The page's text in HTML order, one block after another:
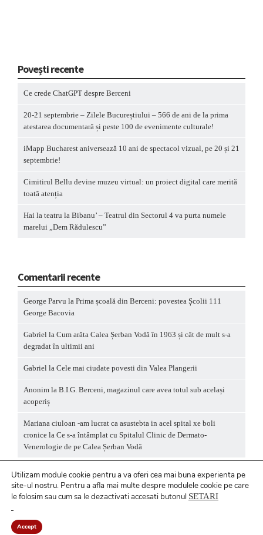
Povești recente
Ce crede ChatGPT despre Berceni
20-21 septembrie – Zilele Bucureștiului – 566 de ani de la prima
atestarea documentară și peste 100 de evenimente culturale!
iMapp Bucharest aniversează 10 ani de spectacol vizual, pe 20 și 21
septembrie!
Cimitirul Bellu devine muzeu virtual: un proiect digital care merită
toată atenția
Hai la teatru la Bibanu’ – Teatrul din Sectorul 4 va purta numele
marelui „Dem Rădulescu”
Comentarii recente
George Parvu la Prima școală din Berceni: povestea Școlii 111
George Bacovia
Gabriel la Cum arăta Calea Șerban Vodă în 1963 și cât de mult s-a
degradat în ultimii ani
Gabriel la Cele mai ciudate povesti din Valea Plangerii
Anonim la B.I.G. Berceni, magazinul care avea totul sub același
acoperiș
Mariana ciuloan -am lucrat ca asustebta in acel spital xe boli
cronice la Ce s-a întâmplat cu Spitalul Clinic de Dermato-
Venerologie de pe Calea Șerban Vodă
Utilizam module cookie pentru a va oferi cea mai buna experienta pe
site-ul nostru. Pentru a afla mai multe despre modulele cookie pe care
le folosim sau cum sa le dezactivati accesati butonul SETARI
Accept